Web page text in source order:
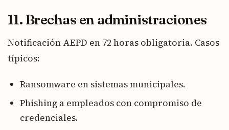
11. Brechas en administraciones
Notificación AEPD en 72 horas obligatoria. Casos
típicos:
Ransomware en sistemas municipales.
Phishing a empleados con compromiso de
credenciales.